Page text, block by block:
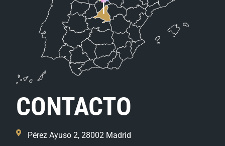
CONTACTO
Pérez Ayuso 2, 28002 Madrid